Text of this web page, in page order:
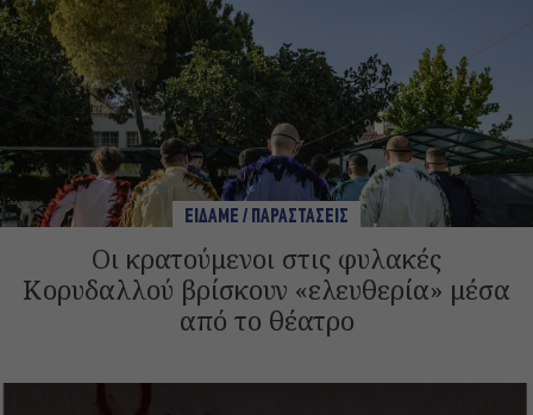
ΕΙΔΑΜΕ / ΠΑΡΑΣΤΑΣΕΙΣ
Οι κρατούμενοι στις φυλακές
Κορυδαλλού βρίσκουν «ελευθερία» μέσα
από το θέατρο